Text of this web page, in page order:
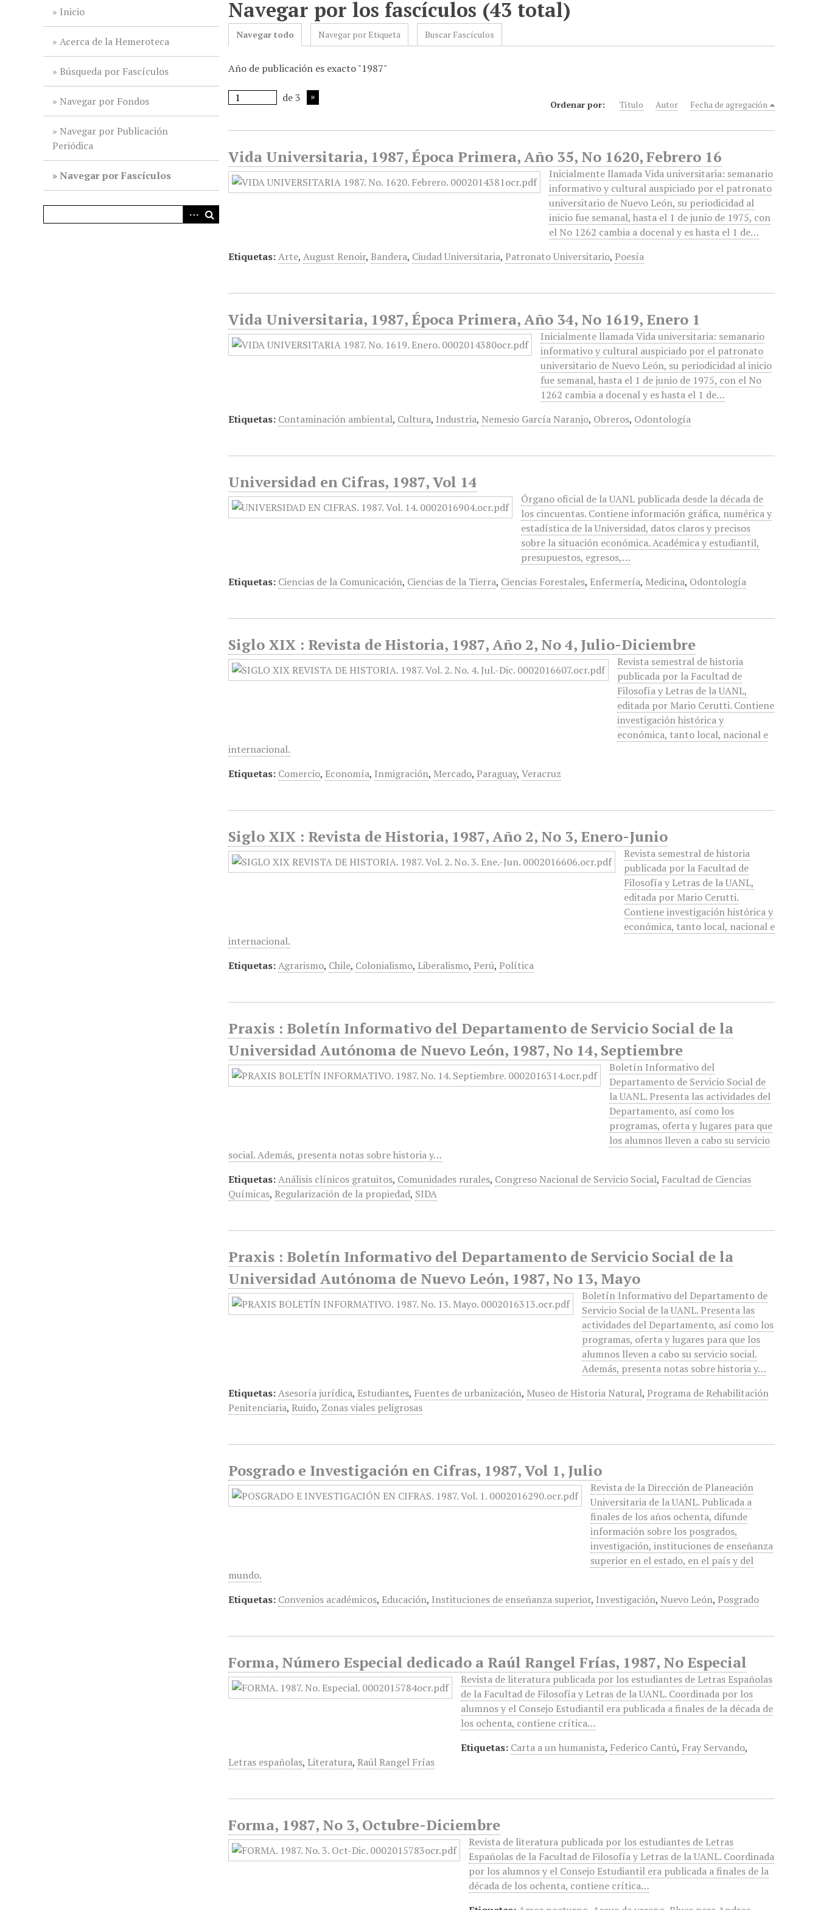
Inicio
Acerca de la Hemeroteca
Búsqueda por Fascículos
Navegar por Fondos
Navegar por Publicación
Periódica
Navegar por Fascículos
Navegar por los fascículos (43 total)
Navegar todo Navegar por Etiqueta Buscar Fascículos
Año de publicación es exacto "1987"
de 3
Ordenar por: Título Autor Fecha de agregación
Vida Universitaria, 1987, Época Primera, Año 35, No 1620, Febrero 16
Inicialmente llamada Vida universitaria: semanario
informativo y cultural auspiciado por el patronato
universitario de Nuevo León, su periodicidad al
inicio fue semanal, hasta el 1 de junio de 1975, con
el No 1262 cambia a docenal y es hasta el 1 de…
Etiquetas:Arte,August Renoir, Bandera, Ciudad Universitaria, Patronato Universitario, Poesía
Vida Universitaria, 1987, Época Primera, Año 34, No 1619, Enero 1
Inicialmente llamada Vida universitaria: semanario
informativo y cultural auspiciado por el patronato
universitario de Nuevo León, su periodicidad al inicio
fue semanal, hasta el 1 de junio de 1975, con el No
1262 cambia a docenal y es hasta el 1 de…
Etiquetas: Contaminación ambiental, Cultura, Industria, Nemesio García Naranjo, Obreros, Odontología
Universidad en Cifras, 1987, Vol 14
Órgano oficial de la UANL publicada desde la década de
los cincuentas. Contiene información gráfica, numérica y
estadística de la Universidad, datos claros y precisos
sobre la situación económica. Académica y estudiantil,
presupuestos, egresos,…
Etiquetas: Ciencias de la Comunicación, Ciencias de la Tierra, Ciencias Forestales, Enfermería, Medicina, Odontología
Siglo XIX : Revista de Historia, 1987, Año 2, No 4, Julio-Diciembre
Revista semestral de historia
publicada por la Facultad de
Filosofía y Letras de la UANL,
editada por Mario Cerutti. Contiene
investigación histórica y
económica, tanto local, nacional e
internacional.
Etiquetas: Comercio, Economía, Inmigración, Mercado, Paraguay,Veracruz
Siglo XIX : Revista de Historia, 1987, Año 2, No 3, Enero-Junio
Revista semestral de historia
publicada por la Facultad de
Filosofía y Letras de la UANL,
editada por Mario Cerutti.
Contiene investigación histórica y
económica, tanto local, nacional e
internacional.
Etiquetas:Agrarismo, Chile, Colonialismo, Liberalismo, Perú, Política
Praxis : Boletín Informativo del Departamento de Servicio Social de la
Universidad Autónoma de Nuevo León, 1987, No 14, Septiembre
Boletín Informativo del
Departamento de Servicio Social de
la UANL. Presenta las actividades del
Departamento, así como los
programas, oferta y lugares para que
los alumnos lleven a cabo su servicio
social. Además, presenta notas sobre historia y…
Etiquetas:Análisis clínicos gratuitos, Comunidades rurales, Congreso Nacional de Servicio Social, Facultad de Ciencias
Químicas, Regularización de la propiedad, SIDA
Praxis : Boletín Informativo del Departamento de Servicio Social de la
Universidad Autónoma de Nuevo León, 1987, No 13, Mayo
Boletín Informativo del Departamento de
Servicio Social de la UANL. Presenta las
actividades del Departamento, así como los
programas, oferta y lugares para que los
alumnos lleven a cabo su servicio social.
Además, presenta notas sobre historia y…
Etiquetas:Asesoría jurídica, Estudiantes, Fuentes de urbanización, Museo de Historia Natural, Programa de Rehabilitación
Penitenciaria, Ruido, Zonas viales peligrosas
Posgrado e Investigación en Cifras, 1987, Vol 1, Julio
Revista de la Dirección de Planeación
Universitaria de la UANL. Publicada a
finales de los años ochenta, difunde
información sobre los posgrados,
investigación, instituciones de enseñanza
superior en el estado, en el país y del
mundo.
Etiquetas: Convenios académicos, Educación, Instituciones de enseñanza superior, Investigación, Nuevo León, Posgrado
Forma, Número Especial dedicado a Raúl Rangel Frías, 1987, No Especial
Revista de literatura publicada por los estudiantes de Letras Españolas
de la Facultad de Filosofía y Letras de la UANL. Coordinada por los
alumnos y el Consejo Estudiantil era publicada a finales de la década de
los ochenta, contiene crítica…
Etiquetas: Carta a un humanista, Federico Cantú, Fray Servando,
Letras españolas, Literatura, Raúl Rangel Frías
Forma, 1987, No 3, Octubre-Diciembre
Revista de literatura publicada por los estudiantes de Letras
Españolas de la Facultad de Filosofía y Letras de la UANL. Coordinada
por los alumnos y el Consejo Estudiantil era publicada a finales de la
década de los ochenta, contiene crítica…